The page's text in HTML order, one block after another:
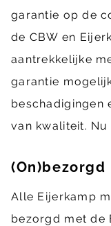
garantie op de
de CBW en
aantrekkelijke
garantie
beschadigingen
van kwaliteit. Nu
(On)bezorgd
Alle Eijerkamp
bezorgd met de